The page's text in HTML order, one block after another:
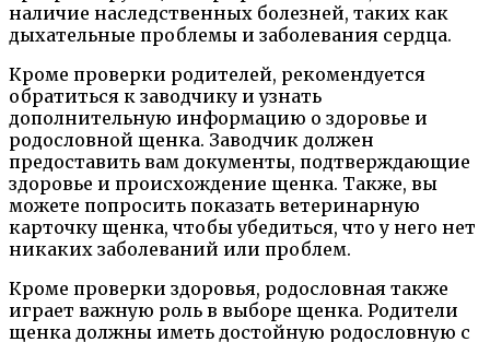
наличие наследственных болезней, таких как
дыхательные проблемы и заболевания сердца.
Кроме проверки родителей, рекомендуется
обратиться к заводчику и узнать
дополнительную информацию о здоровье и
родословной щенка. Заводчик должен
предоставить вам документы, подтверждающие
здоровье и происхождение щенка. Также, вы
можете попросить показать ветеринарную
карточку щенка, чтобы убедиться, что у него нет
никаких заболеваний или проблем.
Кроме проверки здоровья, родословная также
играет важную роль в выборе щенка. Родители
щенка должны иметь достойную родословную с